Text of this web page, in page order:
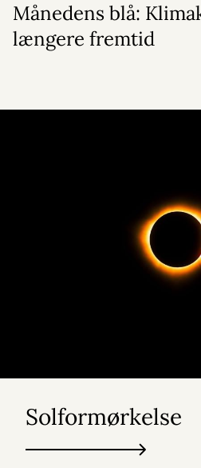
Månedens blå:
længere fremtid
Solformørkelse